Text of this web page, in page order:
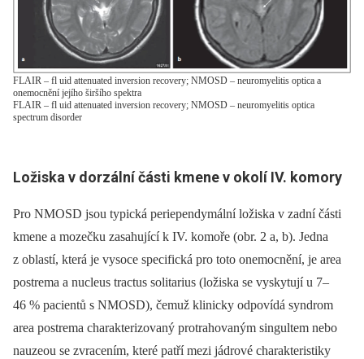
FLAIR – fl uid attenuated inversion recovery; NMOSD – neuromyelitis optica a
onemocnění jejího širšího spektra
FLAIR – fl uid attenuated inversion recovery; NMOSD – neuromyelitis optica
spectrum disorder
Ložiska v dorzální části kmene v okolí IV. komory
Pro NMOSD jsou typická periependymální ložiska v zadní části
kmene a mozečku zasahující k IV. komoře (obr. 2 a, b). Jedna
z oblastí, která je vysoce specifická pro toto onemocnění, je area
postrema a nucleus tractus solitarius (ložiska se vyskytují u 7–
46 % pacientů s NMOSD), čemuž klinicky odpovídá syndrom
area postrema charakterizovaný protrahovaným singultem nebo
nauzeou se zvracením, které patří mezi jádrové charakteristiky